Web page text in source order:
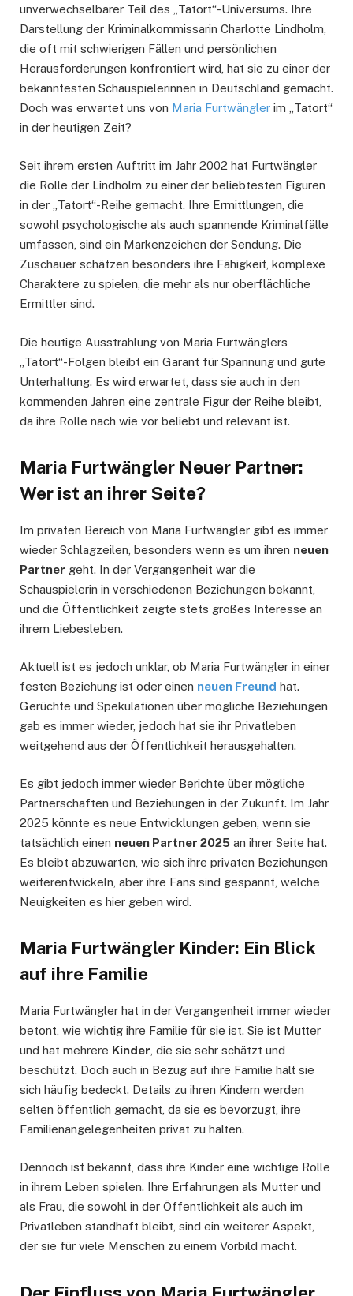
unverwechselbarer Teil des „Tatort“-Universums. Ihre
Darstellung der Kriminalkommissarin Charlotte Lindholm,
die oft mit schwierigen Fällen und persönlichen
Herausforderungen konfrontiert wird, hat sie zu einer der
bekanntesten Schauspielerinnen in Deutschland gemacht.
Doch was erwartet uns von Maria Furtwängler im „Tatort“
in der heutigen Zeit?
Seit ihrem ersten Auftritt im Jahr 2002 hat Furtwängler
die Rolle der Lindholm zu einer der beliebtesten Figuren
in der „Tatort“-Reihe gemacht. Ihre Ermittlungen, die
sowohl psychologische als auch spannende Kriminalfälle
umfassen, sind ein Markenzeichen der Sendung. Die
Zuschauer schätzen besonders ihre Fähigkeit, komplexe
Charaktere zu spielen, die mehr als nur oberflächliche
Ermittler sind.
Die heutige Ausstrahlung von Maria Furtwänglers
„Tatort“-Folgen bleibt ein Garant für Spannung und gute
Unterhaltung. Es wird erwartet, dass sie auch in den
kommenden Jahren eine zentrale Figur der Reihe bleibt,
da ihre Rolle nach wie vor beliebt und relevant ist.
Maria Furtwängler Neuer Partner:
Wer ist an ihrer Seite?
Im privaten Bereich von Maria Furtwängler gibt es immer
wieder Schlagzeilen, besonders wenn es um ihren neuen
Partner geht. In der Vergangenheit war die
Schauspielerin in verschiedenen Beziehungen bekannt,
und die Öffentlichkeit zeigte stets großes Interesse an
ihrem Liebesleben.
Aktuell ist es jedoch unklar, ob Maria Furtwängler in einer
festen Beziehung ist oder einen neuen Freund hat.
Gerüchte und Spekulationen über mögliche Beziehungen
gab es immer wieder, jedoch hat sie ihr Privatleben
weitgehend aus der Öffentlichkeit herausgehalten.
Es gibt jedoch immer wieder Berichte über mögliche
Partnerschaften und Beziehungen in der Zukunft. Im Jahr
2025 könnte es neue Entwicklungen geben, wenn sie
tatsächlich einen neuen Partner 2025 an ihrer Seite hat.
Es bleibt abzuwarten, wie sich ihre privaten Beziehungen
weiterentwickeln, aber ihre Fans sind gespannt, welche
Neuigkeiten es hier geben wird.
Maria Furtwängler Kinder: Ein Blick
auf ihre Familie
Maria Furtwängler hat in der Vergangenheit immer wieder
betont, wie wichtig ihre Familie für sie ist. Sie ist Mutter
und hat mehrere Kinder , die sie sehr schätzt und
beschützt. Doch auch in Bezug auf ihre Familie hält sie
sich häufig bedeckt. Details zu ihren Kindern werden
selten öffentlich gemacht, da sie es bevorzugt, ihre
Familienangelegenheiten privat zu halten.
Dennoch ist bekannt, dass ihre Kinder eine wichtige Rolle
in ihrem Leben spielen. Ihre Erfahrungen als Mutter und
als Frau, die sowohl in der Öffentlichkeit als auch im
Privatleben standhaft bleibt, sind ein weiterer Aspekt,
der sie für viele Menschen zu einem Vorbild macht.